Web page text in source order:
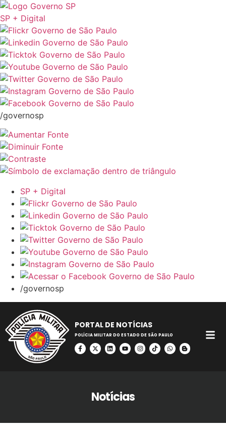
SP + Digital
/governosp
SP + Digital
/governosp
PORTAL DE NOTÍCIAS
POLÍCIA MILITAR DO ESTADO DE SÃO PAULO
Notícias